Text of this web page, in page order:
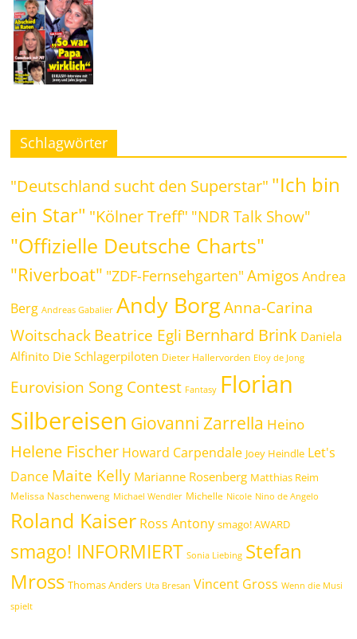
Schlagwörter
"Deutschland sucht den Superstar" "Ich bin
ein Star" "Kölner Treff" "NDR Talk Show"
"Offizielle Deutsche Charts"
"Riverboat" "ZDF-Fernsehgarten" Amigos Andrea
Berg Andreas Gabalier Andy Borg Anna-Carina
WoitschackBeatrice Egli Bernhard Brink Daniela
Alfinito Die Schlagerpiloten Dieter Hallervorden Eloy de Jong
Eurovision Song Contest Fantasy Florian
Silbereisen Giovanni Zarrella Heino
Helene Fischer Howard Carpendale Joey Heindle Let's
Dance Maite Kelly Marianne Rosenberg Matthias Reim
Melissa Naschenweng Michael Wendler Michelle Nicole Nino de Angelo
Roland Kaiser Ross Antony smago! AWARD
smago! INFORMIERT Sonia Liebing Stefan
Mross Thomas Anders Uta Bresan Vincent Gross Wenn die Musi
spielt